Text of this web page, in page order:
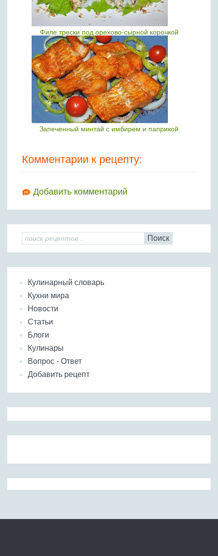
Филе трески под орехово-сырной корочкой
Запеченный минтай с имбирем и паприкой
Комментарии к рецепту:
Добавить комментарий
Поиск
Кулинарный словарь
Кухни мира
Новости
Статьи
Блоги
Кулинары
Вопрос - Ответ
Добавить рецепт